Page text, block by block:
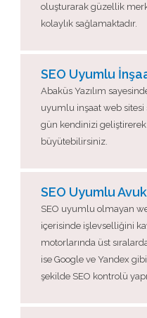
oluşturarak güzellik
kolaylık sağlamaktadır.
SEO Uyumlu
Abaküs Yazılım
uyumlu inşaat web
gün kendinizi geliştirerek
büyütebilirsiniz.
SEO Uyumlu
SEO uyumlu olmayan
içerisinde işlevselliğini
motorlarında üst
ise Google ve Yandex
şekilde SEO kontrolü